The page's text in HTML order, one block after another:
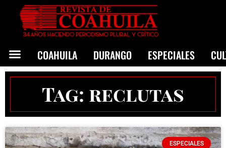
COAHUILA DURANGO ESPECIALES
Tag: reclutas
ESPECIALES